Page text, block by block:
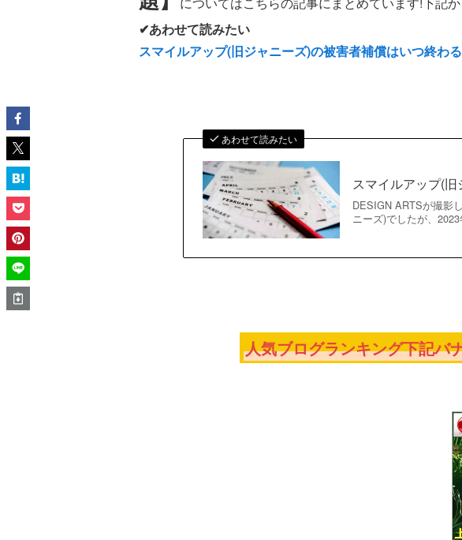
✔あわせて読みたい
スマイルアップ(旧ジャニーズ)の被害者補償はいつ終わ
あわせて読みたい
スマイルアップ(旧
DESIGN ARTSが撮影
ニーズ)でしたが、
人気ブログランキング下記バ